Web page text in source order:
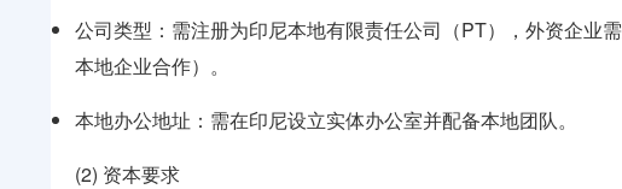
公司类型：需注册为印尼本地有限责任公司（PT），外资企业
本地企业合作）。
本地办公地址：需在印尼设立实体办公室并配备本地团队。
(2) 资本要求